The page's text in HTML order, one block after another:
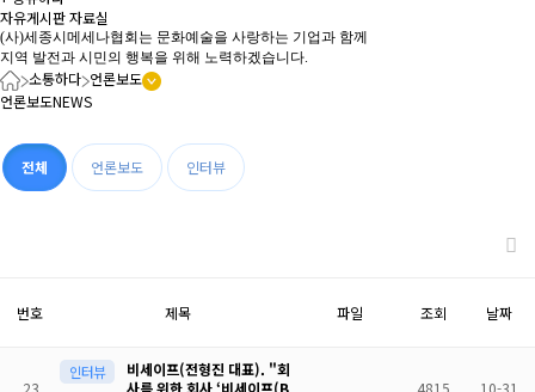
자유게시판자료실
(사)세종시메세나협회는 문화예술을 사랑하는 기업과 함께
지역 발전과 시민의 행복을 위해 노력하겠습니다.
소통하다 언론보도
언론보도NEWS
전체 언론보도 인터뷰
번호 제목 파일 조회 날짜
인터뷰
비세이프(전형진 대표). "회